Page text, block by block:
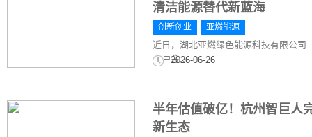
清洁能源替代新蓝海
创新创业 亚燃能源
近日，湖北亚燃绿色能源科技有限公司
由中金...2026-06-26
半年估值破亿！杭州智巨人
新生态